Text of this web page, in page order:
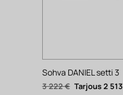
Sohva DANIEL setti 3
3 222€ Alkuperäinen
hinta
2 513